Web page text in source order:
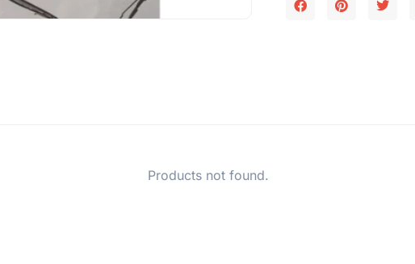
Products not found.